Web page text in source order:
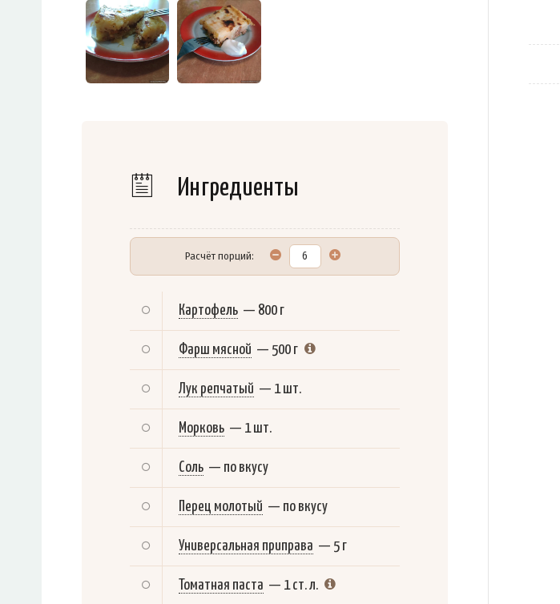
Ингредиенты
Расчёт порций:
Картофель — 800 г
Фарш мясной — 500 г
Лук репчатый — 1 шт.
Морковь — 1 шт.
Соль — по вкусу
Перец молотый — по вкусу
Универсальная приправа — 5 г
Томатная паста — 1 ст. л.